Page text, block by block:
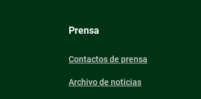
Prensa
Contactos de prensa
Archivo de noticias